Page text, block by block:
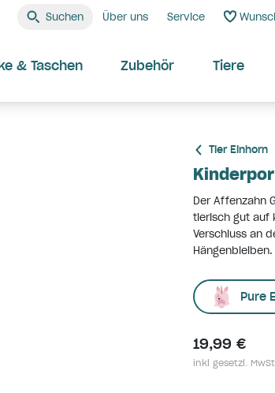
Suchen Über uns Service
& Taschen Zubehör Tiere
Tier Einhorn
Der Affenzahn
tierisch gut auf
Verschluss an
Hängenbleiben.
Pure
19,99 €
inkl gesetzl.